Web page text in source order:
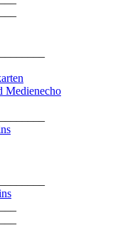
Medienecho